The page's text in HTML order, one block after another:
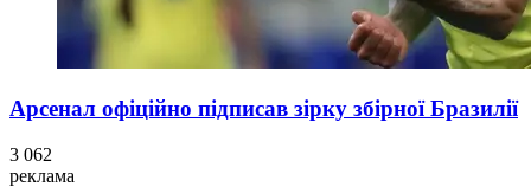
Арсенал офіційно підписав зірку збірної Бразилії
3 062
реклама